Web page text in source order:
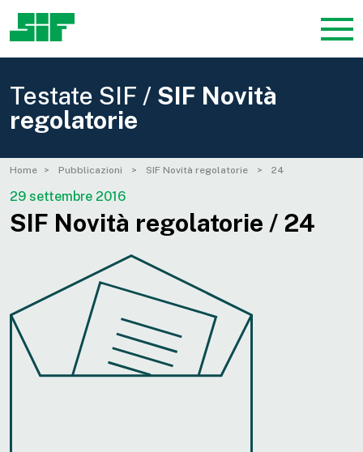
Testate SIF / SIF Novità
regolatorie
Home Pubblicazioni SIF Novità regolatorie 24
29 settembre 2016
SIF Novità regolatorie / 24